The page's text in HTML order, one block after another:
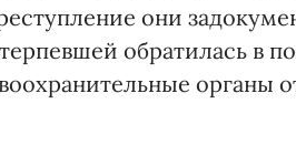
они
обратилась в
органы